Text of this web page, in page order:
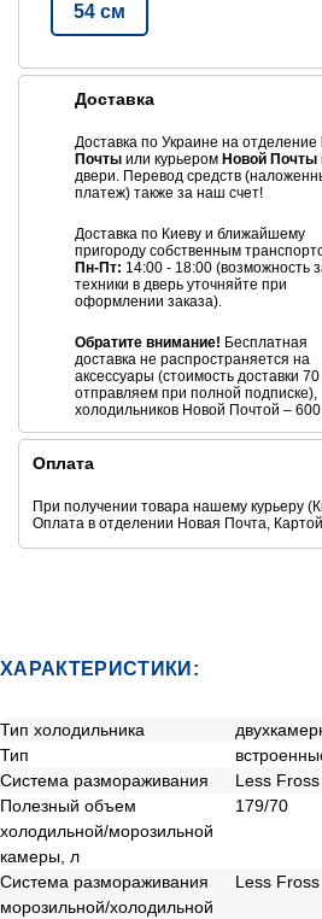
54 см
Доставка
Доставка по Украине на отделение
Почты или курьером Новой Почты
двери. Перевод средств
платеж) также за наш счет!
Доставка по Киеву и ближайшему
пригороду собственным
Пн-Пт: 14:00 - 18:00 (возможность
техники в дверь уточняйте при
оформлении заказа).
Обратите внимание! Бесплатная
доставка не распространяется на
аксессуары (стоимость доставки 70
отправляем при полной подписке),
холодильников Новой Почтой – 600
Оплата
При получении товара нашему курьеру
Оплата в отделении Новая Почта, Картой
ХАРАКТЕРИСТИКИ:
Тип холодильника
Тип
Система размораживания
Less
Полезный объем
холодильной/морозильной
камеры, л
179/70
Система размораживания
морозильной/холодильной
Less